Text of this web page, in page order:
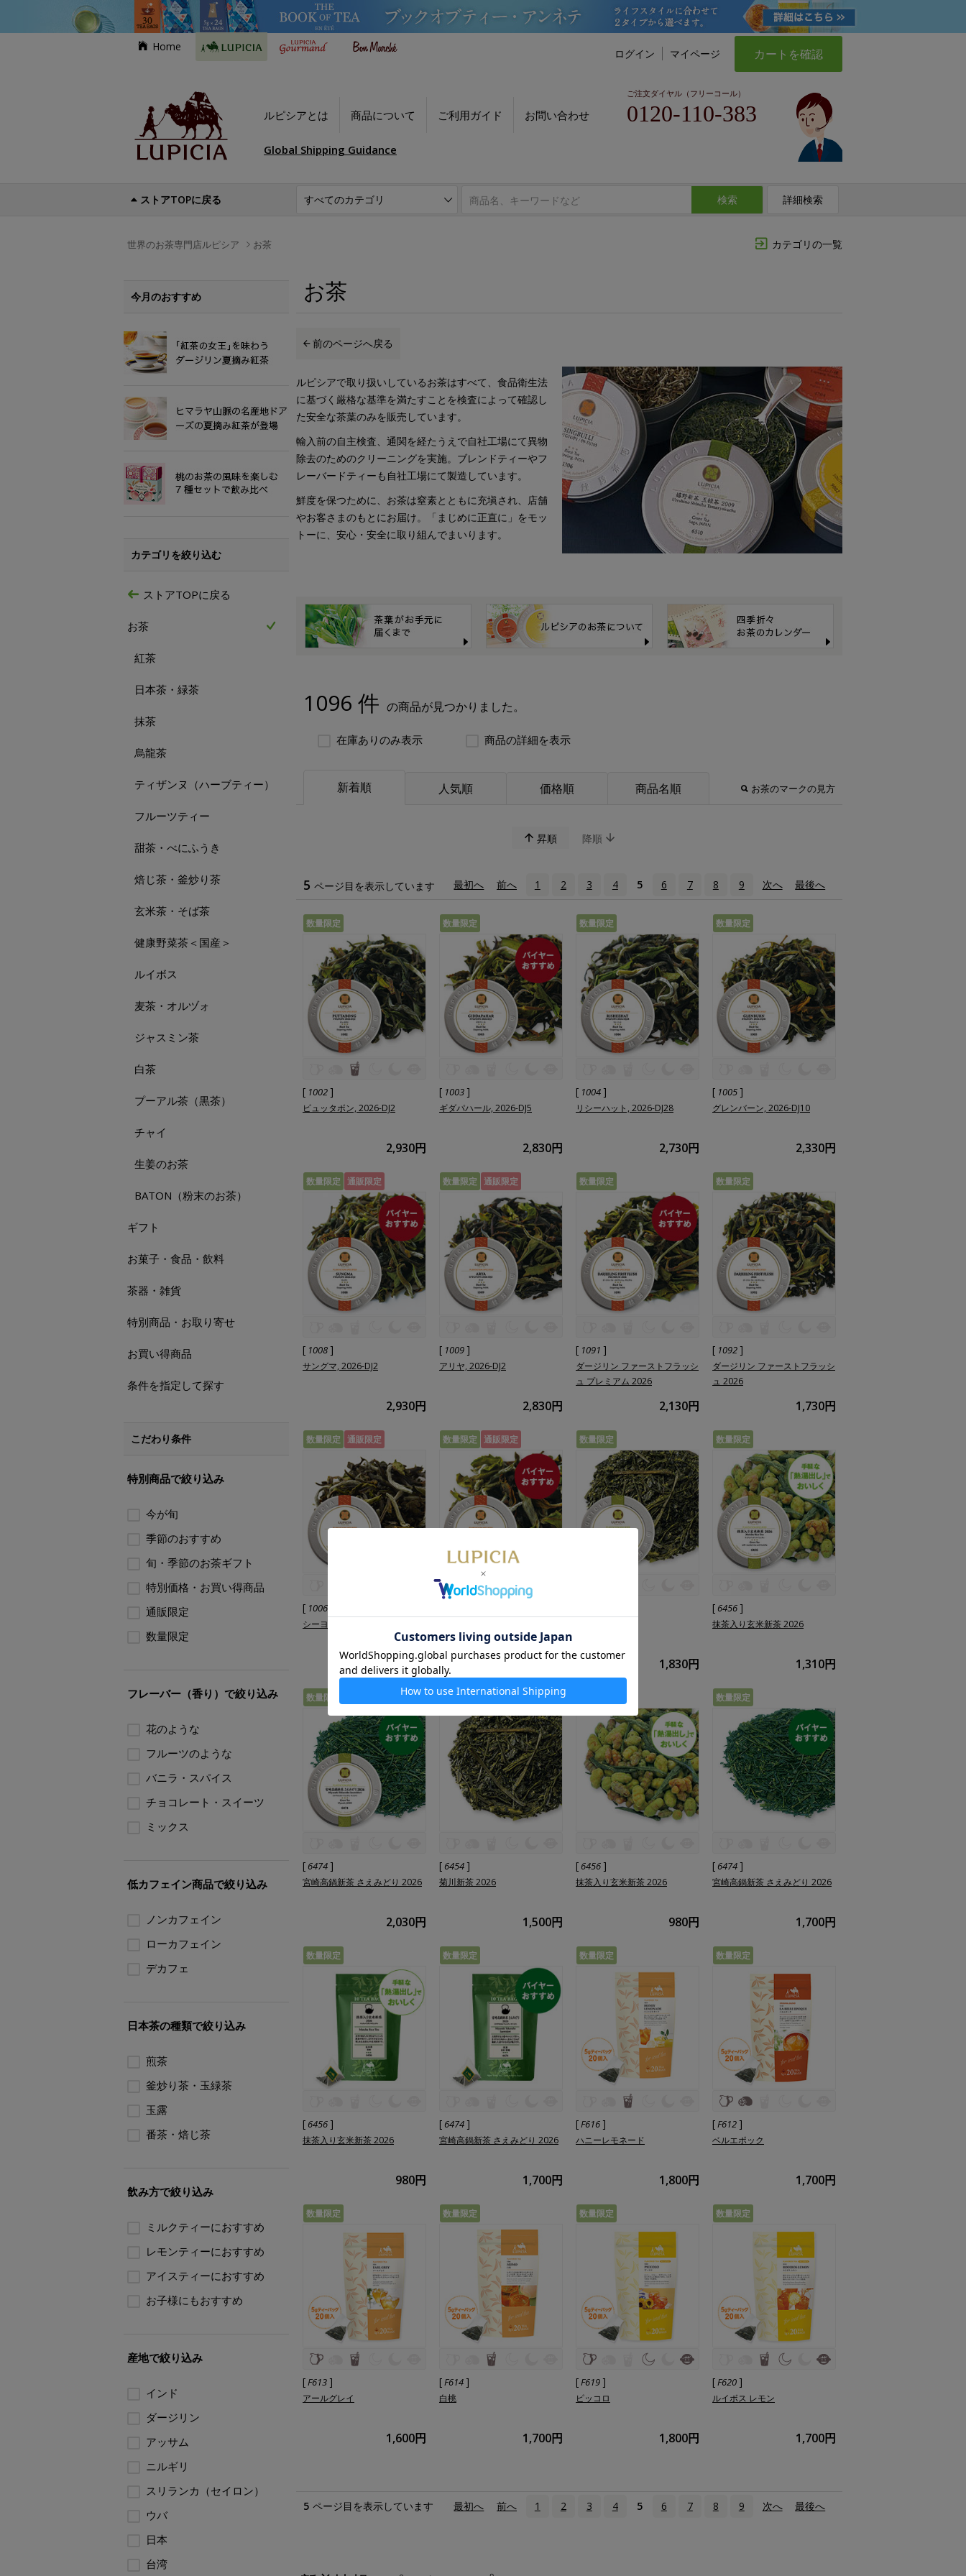
Home
ログイン マイページ カートを確認
ルピシアとは 商品について ご利用ガイド お問い合わせ
ご注文ダイヤル（フリーコール）
0120-110-383
Global Shipping Guidance
ストアTOPに戻る 検索 詳細検索
カテゴリの一覧
世界のお茶専門店ルピシア お茶
お茶
前のページへ戻る
ルピシアで取り扱いしているお茶はすべて、食品衛生法
に基づく厳格な基準を満たすことを検査によって確認し
た安全な茶葉のみを販売しています。
輸入前の自主検査、通関を経たうえで自社工場にて異物
除去のためのクリーニングを実施。ブレンドティーやフ
レーバードティーも自社工場にて製造しています。
鮮度を保つために、お茶は窒素とともに充塡され、店舗
やお客さまのもとにお届け。「まじめに正直に」をモッ
トーに、安心・安全に取り組んでまいります。
1096 件 の商品が見つかりました。
在庫ありのみ表示 商品の詳細を表示
新着順 人気順 価格順 商品名順 お茶のマークの見方
昇順 降順
5 ページ目を表示しています 最初へ 前へ 1 2 3 4 5 6 7 8 9 次へ 最後へ
数量限定
[ 1002 ]
ピュッタボン, 2026-DJ2
2,930円
数量限定
[ 1003 ]
ギダパハール, 2026-DJ5
2,830円
数量限定
[ 1004 ]
リシーハット, 2026-DJ28
2,730円
数量限定
[ 1005 ]
グレンバーン, 2026-DJ10
2,330円
数量限定 通販限定
[ 1008 ]
サングマ, 2026-DJ2
2,930円
数量限定 通販限定
[ 1009 ]
アリヤ, 2026-DJ2
2,830円
数量限定
[ 1091 ]
ダージリン ファーストフラッシ
ュ プレミアム 2026
2,130円
数量限定
[ 1092 ]
ダージリン ファーストフラッシ
ュ 2026
1,730円
数量限定 通販限定
[ 1006
シーヨク, 2026-EX4
2,830円
数量限定 通販限定
2026-DJ23
3,130円
数量限定
1,830円
数量限定
[ 6456 ]
抹茶入り玄米新茶 2026
1,310円
数量限定
[ 6474 ]
宮崎高鍋新茶 さえみどり 2026
2,030円
数量限定
[ 6454 ]
菊川新茶 2026
1,500円
[ 6456 ]
抹茶入り玄米新茶 2026
980円
数量限定
[ 6474 ]
宮崎高鍋新茶 さえみどり 2026
1,700円
数量限定
[ 6456 ]
抹茶入り玄米新茶 2026
980円
数量限定
[ 6474 ]
宮崎高鍋新茶 さえみどり 2026
1,700円
数量限定
[F616 ]
ハニーレモネード
1,800円
数量限定
[F612 ]
ベルエポック
1,700円
数量限定
[F613 ]
アールグレイ
1,600円
数量限定
[F614 ]
白桃
1,700円
数量限定
[F619 ]
ピッコロ
1,800円
数量限定
[F620 ]
ルイボス レモン
1,700円
5 ページ目を表示しています 最初へ 前へ 1 2 3 4 5 6 7 8 9 次へ 最後へ
今月のおすすめ
カテゴリを絞り込む
ストアTOPに戻る
お茶
紅茶
日本茶・緑茶
抹茶
烏龍茶
ティザンヌ（ハーブティー）
フルーツティー
甜茶・べにふうき
焙じ茶・釜炒り茶
玄米茶・そば茶
健康野菜茶＜国産＞
ルイボス
麦茶・オルヅォ
ジャスミン茶
白茶
プーアル茶（黒茶）
チャイ
生姜のお茶
BATON（粉末のお茶）
ギフト
お菓子・食品・飲料
茶器・雑貨
特別商品・お取り寄せ
お買い得商品
条件を指定して探す
こだわり条件
特別商品で絞り込み
今が旬
季節のおすすめ
旬・季節のお茶ギフト
特別価格・お買い得商品
通販限定
数量限定
フレーバー（香り）で絞り込み
花のような
フルーツのような
バニラ・スパイス
チョコレート・スイーツ
ミックス
低カフェイン商品で絞り込み
ノンカフェイン
ローカフェイン
デカフェ
日本茶の種類で絞り込み
煎茶
釜炒り茶・玉緑茶
玉露
番茶・焙じ茶
飲み方で絞り込み
ミルクティーにおすすめ
レモンティーにおすすめ
アイスティーにおすすめ
お子様にもおすすめ
産地で絞り込み
インド
ダージリン
アッサム
ニルギリ
スリランカ（セイロン）
ウバ
日本
台湾